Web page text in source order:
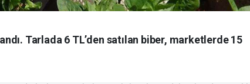
Tarlada 6 TL’den satılan biber, marketlerde 15